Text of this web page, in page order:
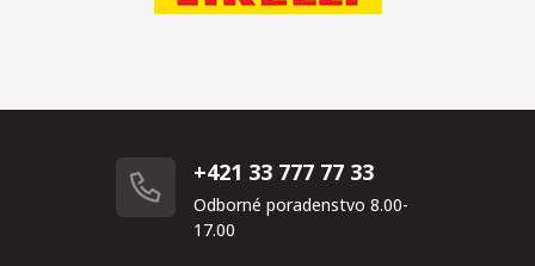
+421 33 777 77 33
Odborné poradenstvo 8.00-
17.00